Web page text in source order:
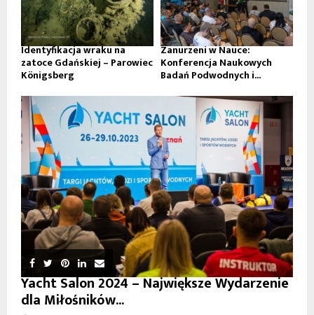
Identyfikacja wraku na
zatoce Gdańskiej – Parowiec
Königsberg
Zanurzeni w Nauce:
Konferencja Naukowych
Badań Podwodnych i...
Yacht Salon 2024 – Największe Wydarzenie
dla Miłośników...